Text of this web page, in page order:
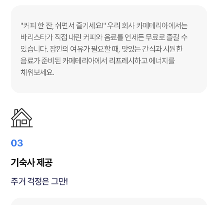
"커피 한 잔, 쉬면서 즐기세요!" 우리 회사 카페테리아에서는
바리스타가 직접 내린 커피와 음료를 언제든 무료로 즐길 수
있습니다. 잠깐의 여유가 필요할 때, 맛있는 간식과 시원한
음료가 준비된 카페테리아에서 리프레시하고 에너지를
채워보세요.
03
기숙사 제공
주거 걱정은 그만!